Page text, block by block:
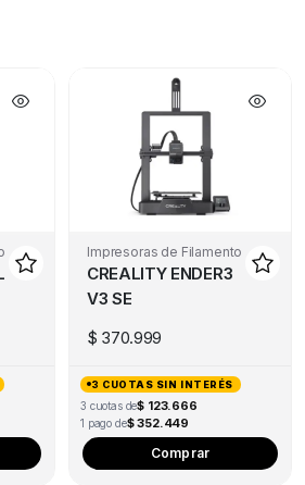
Impresoras de Filamento
CREALITY ENDER3
V3 SE
$ 370.999
3 CUOTAS SIN INTERÉS
3 cuotas de$ 123.666
1 pago de$ 352.449
Comprar